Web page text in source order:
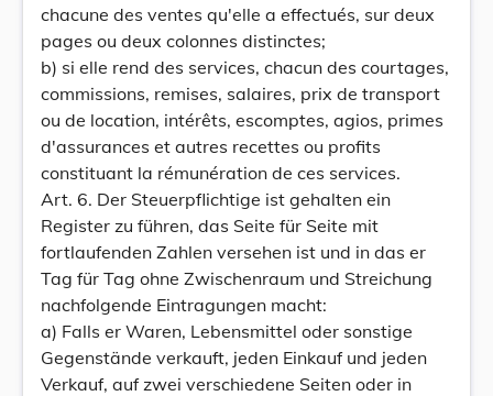
chacune des ventes qu'elle a effectués, sur deux
pages ou deux colonnes distinctes;
b) si elle rend des services, chacun des courtages,
commissions, remises, salaires, prix de transport
ou de location, intérêts, escomptes, agios, primes
d'assurances et autres recettes ou profits
constituant la rémunération de ces services.
Art. 6. Der Steuerpflichtige ist gehalten ein
Register zu führen, das Seite für Seite mit
fortlaufenden Zahlen versehen ist und in das er
Tag für Tag ohne Zwischenraum und Streichung
nachfolgende Eintragungen macht:
a) Falls er Waren, Lebensmittel oder sonstige
Gegenstände verkauft, jeden Einkauf und jeden
Verkauf, auf zwei verschiedene Seiten oder in